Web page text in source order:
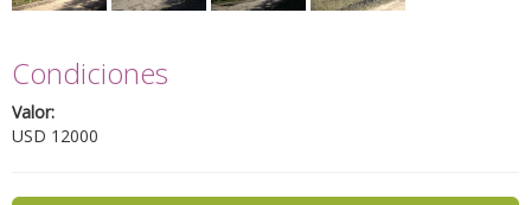
Condiciones
Valor:
USD 12000